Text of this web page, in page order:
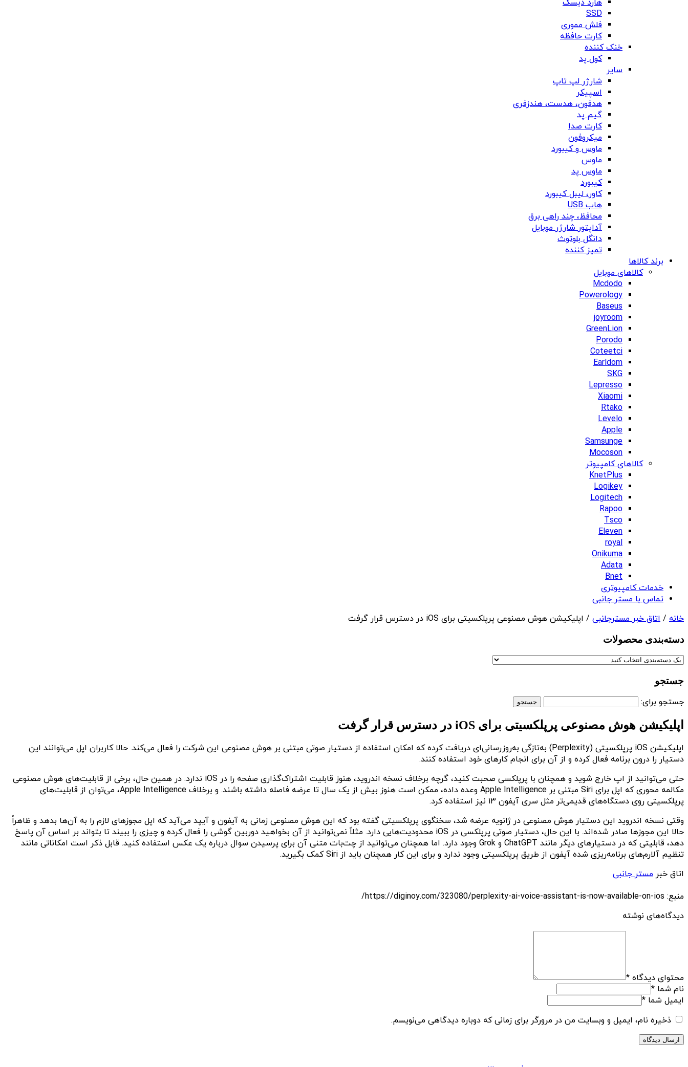
هارد دیسک
SSD
فلش مموری
کارت حافظه
خنک کننده
کول پد
سایر
شارژر لپ تاپ
اسپیکر
هدفون، هدست، هندزفری
گیم پد
کارت صدا
میکروفون
ماوس و کیبورد
ماوس
ماوس پد
کیبورد
کاور، لیبل کیبورد
هاب USB
محافظ، چند راهی برق
آداپتور شارژر موبایل
دانگل بلوتوث
تمیز کننده
برند کالاها
کالاهای موبایل
Mcdodo
Powerology
Baseus
joyroom
GreenLion
Porodo
Coteetci
Earldom
SKG
Lepresso
Xiaomi
Rtako
Levelo
Apple
Samsunge
Mocoson
کالاهای کامپیوتر
KnetPlus
Logikey
Logitech
Rapoo
Tsco
Eleven
royal
Onikuma
Adata
Bnet
خدمات کامپیوتری
تماس با مستر جانبی
خانه / اتاق خبر مسترجانبی / اپلیکیشن هوش مصنوعی پرپلکسیتی برای iOS در دسترس قرار گرفت
دسته‌بندی‌ محصولات
جستجو
جستجو برای:
اپلیکیشن هوش مصنوعی پرپلکسیتی برای iOS در دسترس قرار گرفت
اپلیکیشن iOS پرپلکسیتی (Perplexity) به‌تازگی به‌روزرسانی‌ای دریافت کرده که امکان استفاده از دستیار صوتی مبتنی بر هوش مصنوعی این شرکت را فعال می‌کند. حالا کاربران اپل می‌توانند این
دستیار را درون برنامه فعال کرده و از آن برای انجام کارهای خود استفاده کنند.
حتی می‌توانید از اپ خارج شوید و همچنان با پرپلکسی صحبت کنید، گرچه برخلاف نسخه اندروید، هنوز قابلیت اشتراک‌گذاری صفحه را در iOS ندارد. در همین حال، برخی از قابلیت‌های هوش مصنوعی
مکالمه محوری که اپل برای Siri مبتنی بر Apple Intelligence وعده داده، ممکن است هنوز بیش از یک سال تا عرضه فاصله داشته باشند. و برخلاف Apple Intelligence، می‌توان از قابلیت‌های
پرپلکسیتی روی دستگاه‌های قدیمی‌تر مثل سری آیفون ۱۳ نیز استفاده کرد.
وقتی نسخه اندروید این دستیار هوش مصنوعی در ژانویه عرضه شد، سخنگوی پرپلکسیتی گفته بود که این هوش مصنوعی زمانی به آیفون و آیپد می‌آید که اپل مجوزهای لازم را به آن‌ها بدهد و ظاهراً
حالا این مجوزها صادر شده‌اند. با این حال، دستیار صوتی پرپلکسی در iOS محدودیت‌هایی دارد. مثلاً نمی‌توانید از آن بخواهید دوربین گوشی را فعال کرده و چیزی را ببیند تا بتواند بر اساس آن پاسخ
دهد، قابلیتی که در دستیارهای دیگر مانند ChatGPT و Grok وجود دارد. اما همچنان می‌توانید از چت‌بات متنی آن برای پرسیدن سوال درباره یک عکس استفاده کنید. قابل ذکر است امکاناتی مانند
تنظیم آلارم‌های برنامه‌ریزی شده آیفون از طریق پرپلکسیتی وجود ندارد و برای این کار همچنان باید از Siri کمک بگیرید.
اتاق خبر مستر جانبی
منبع: https://diginoy.com/323080/perplexity-ai-voice-assistant-is-now-available-on-ios/
دیدگاه‌های نوشته
محتوای دیدگاه *
نام شما *
ایمیل شما *
ذخیره نام، ایمیل و وبسایت من در مرورگر برای زمانی که دوباره دیدگاهی می‌نویسم.